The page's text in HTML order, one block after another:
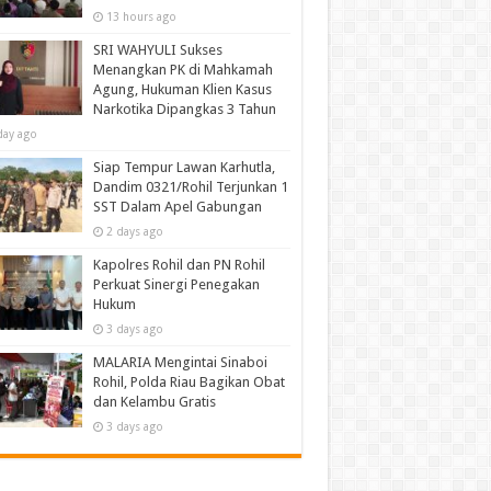
13 hours ago
SRI WAHYULI Sukses
Menangkan PK di Mahkamah
Agung, Hukuman Klien Kasus
Narkotika Dipangkas 3 Tahun
ago
Siap Tempur Lawan Karhutla,
Dandim 0321/Rohil Terjunkan 1
SST Dalam Apel Gabungan
2 days ago
Kapolres Rohil dan PN Rohil
Perkuat Sinergi Penegakan
Hukum
3 days ago
MALARIA Mengintai Sinaboi
Rohil, Polda Riau Bagikan Obat
dan Kelambu Gratis
3 days ago